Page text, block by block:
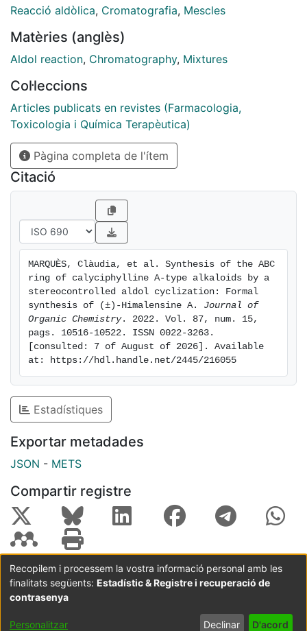
The resulting alcohol allows the methyl group to be
crucial reaction takes place with configuration
retention. The synthesis of azatricyclic compound I
Reacció aldòlica, Cromatografia, Mescles
Matèries (anglès)
Aldol reaction, Chromatography, Mixtures
Col·leccions
Articles publicats en revistes (Farmacologia,
Toxicologia i Química Terapèutica)
Pàgina completa de l'ítem
Citació
MARQUÈS, Clàudia, et al. Synthesis of the ABC
ring of calyciphylline A-type alkaloids by a
stereocontrolled aldol cyclization: Formal
synthesis of (±)-Himalensine A. Journal of
Organic Chemistry. 2022. Vol. 87, num. 15,
pags. 10516-10522. ISSN 0022-3263.
[consulted: 7 of August of 2026]. Available
at: https://hdl.handle.net/2445/216055
Estadístiques
Exportar metadades
JSON - METS
Compartir registre
Coordinació:CRAI UB Avís legal
Metadades
subjectes a:
Configuració
de cookies
privadesa
Recopilem i processem la vostra informació personal amb les
finalitats següents: Estadístic & Registre i recuperació de
contrasenya
Personalitzar Declinar D'acord